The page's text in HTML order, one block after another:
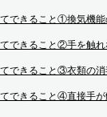
できること①換気機
できること②手を触れ
できること③衣類の消
できること④直接手